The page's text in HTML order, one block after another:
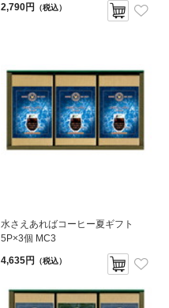
2,790円
（税込）
水さえあればコーヒー夏ギフト
5P×3個 MC3
4,635円
（税込）